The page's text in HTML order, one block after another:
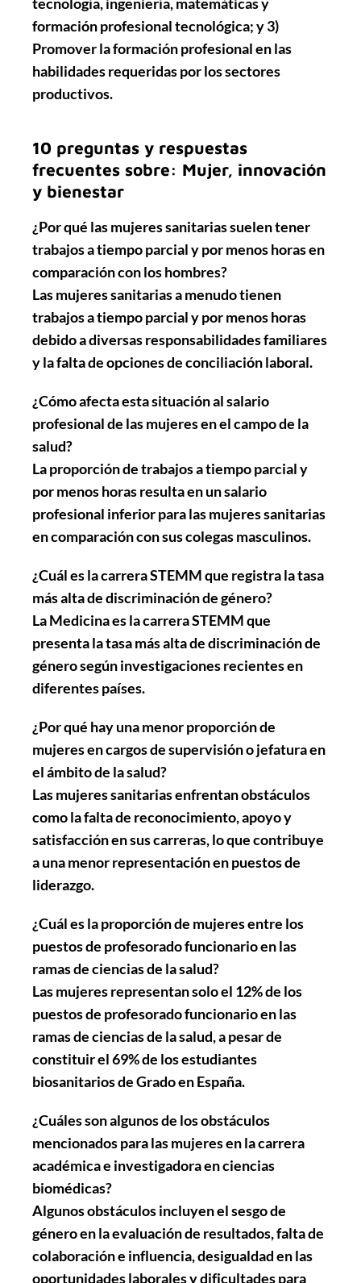
formación profesional tecnológica; y 3)
Promover la formación profesional en las
habilidades requeridas por los sectores
productivos.
10 preguntas y respuestas
frecuentes sobre: Mujer, innovación
y bienestar
¿Por qué las mujeres sanitarias suelen tener
trabajos a tiempo parcial y por menos horas en
comparación con los hombres?
Las mujeres sanitarias a menudo tienen
trabajos a tiempo parcial y por menos horas
debido a diversas responsabilidades familiares
y la falta de opciones de conciliación laboral.
¿Cómo afecta esta situación al salario
profesional de las mujeres en el campo de la
salud?
La proporción de trabajos a tiempo parcial y
por menos horas resulta en un salario
profesional inferior para las mujeres sanitarias
en comparación con sus colegas masculinos.
¿Cuál es la carrera STEMM que registra la tasa
más alta de discriminación de género?
La Medicina es la carrera STEMM que
presenta la tasa más alta de discriminación de
género según investigaciones recientes en
diferentes países.
¿Por qué hay una menor proporción de
mujeres en cargos de supervisión o jefatura en
el ámbito de la salud?
Las mujeres sanitarias enfrentan obstáculos
como la falta de reconocimiento, apoyo y
satisfacción en sus carreras, lo que contribuye
a una menor representación en puestos de
liderazgo.
¿Cuál es la proporción de mujeres entre los
puestos de profesorado funcionario en las
ramas de ciencias de la salud?
Las mujeres representan solo el 12% de los
puestos de profesorado funcionario en las
ramas de ciencias de la salud, a pesar de
constituir el 69% de los estudiantes
biosanitarios de Grado en España.
¿Cuáles son algunos de los obstáculos
mencionados para las mujeres en la carrera
académica e investigadora en ciencias
biomédicas?
Algunos obstáculos incluyen el sesgo de
género en la evaluación de resultados, falta de
colaboración e influencia, desigualdad en las
oportunidades laborales y dificultades para